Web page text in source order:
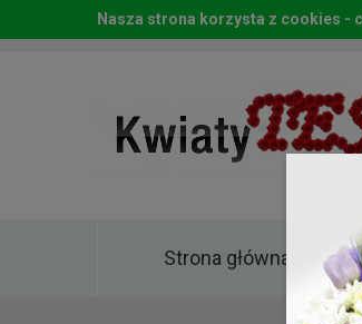
Strona główna
Nasza strona korzysta z cookies -